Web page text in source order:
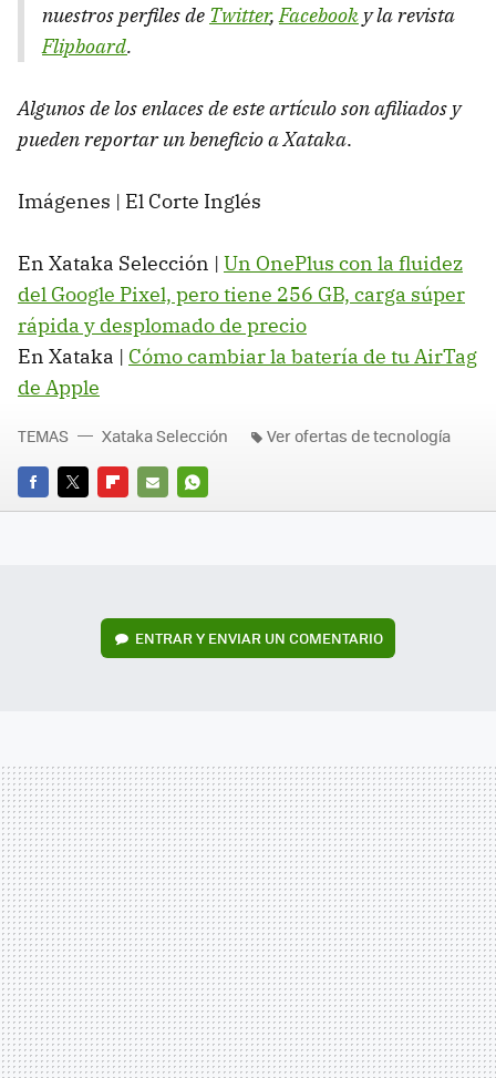
nuestros perfiles de Twitter,Facebook y la revista
Flipboard.
Algunos de los enlaces de este artículo son afiliados y
pueden reportar un beneficio a Xataka.
Imágenes | El Corte Inglés
En Xataka Selección | Un OnePlus con la fluidez
del Google Pixel, pero tiene 256 GB, carga súper
rápida y desplomado de precio
En Xataka | Cómo cambiar la batería de tu AirTag
de Apple
FACEBOOK
TWITTERFLIPBOARD
E-
WHATSAPP
TEMAS Xataka Selección Ver ofertas de tecnología
ENTRAR Y ENVIAR UN COMENTARIO